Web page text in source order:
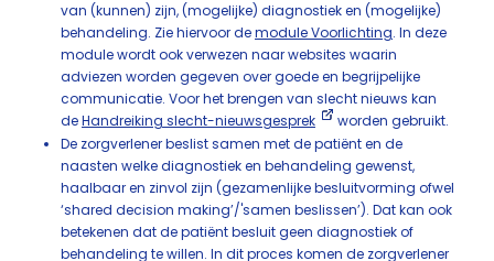
van (kunnen) zijn, (mogelijke) diagnostiek en (mogelijke)
behandeling. Zie hiervoor demodule Voorlichting. In deze
module wordt ook verwezen naar websites waarin
adviezen worden gegeven over goede en begrijpelijke
communicatie. Voor het brengen van slecht nieuws kan
deHandreiking slecht-nieuwsgesprek
worden gebruikt.
De zorgverlener beslist samen met de patiënt en de
naasten welke diagnostiek en behandeling gewenst,
haalbaar en zinvol zijn (gezamenlijke besluitvorming ofwel
‘shared decision making’/'samen beslissen’). Dat kan ook
betekenen dat de patiënt besluit geen diagnostiek of
behandeling te willen. In dit proces komen de zorgverlener